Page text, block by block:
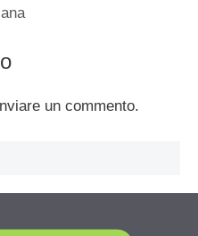
un commento.